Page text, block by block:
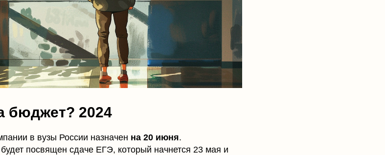
бюджет? 2024
в вузы России назначен на 20 июня.
посвящен сдаче ЕГЭ, который начнется 23 мая и